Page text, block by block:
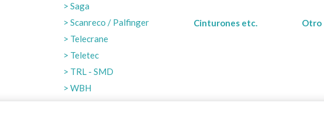
Saga
Scanreco / Palfinger
Telecrane
Teletec
TRL - SMD
WBH
Cinturones etc. Otro